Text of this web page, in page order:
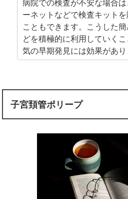
病院での検査が不安な場合は
ーネットなどで検査キットを
こともできます。こうした
どを積極的に利用していく
気の早期発見には効果があり
子宮頚管ポリープ